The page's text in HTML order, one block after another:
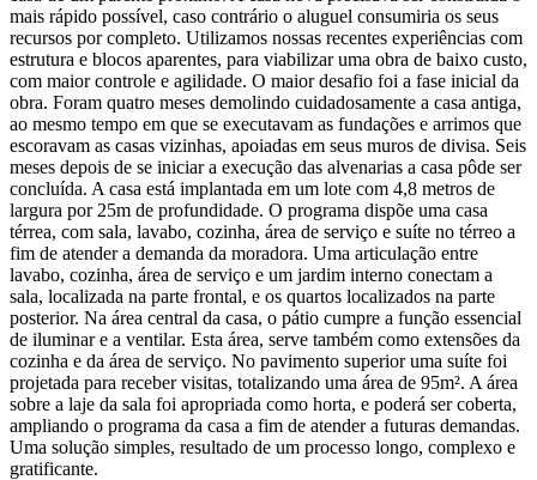
mais rápido possível, caso contrário o aluguel consumiria os seus
recursos por completo. Utilizamos nossas recentes experiências com
estrutura e blocos aparentes, para viabilizar uma obra de baixo custo,
com maior controle e agilidade. O maior desafio foi a fase inicial da
obra. Foram quatro meses demolindo cuidadosamente a casa antiga,
ao mesmo tempo em que se executavam as fundações e arrimos que
escoravam as casas vizinhas, apoiadas em seus muros de divisa. Seis
meses depois de se iniciar a execução das alvenarias a casa pôde ser
concluída. A casa está implantada em um lote com 4,8 metros de
largura por 25m de profundidade. O programa dispõe uma casa
térrea, com sala, lavabo, cozinha, área de serviço e suíte no térreo a
fim de atender a demanda da moradora. Uma articulação entre
lavabo, cozinha, área de serviço e um jardim interno conectam a
sala, localizada na parte frontal, e os quartos localizados na parte
posterior. Na área central da casa, o pátio cumpre a função essencial
de iluminar e a ventilar. Esta área, serve também como extensões da
cozinha e da área de serviço. No pavimento superior uma suíte foi
projetada para receber visitas, totalizando uma área de 95m². A área
sobre a laje da sala foi apropriada como horta, e poderá ser coberta,
ampliando o programa da casa a fim de atender a futuras demandas.
Uma solução simples, resultado de um processo longo, complexo e
gratificante.